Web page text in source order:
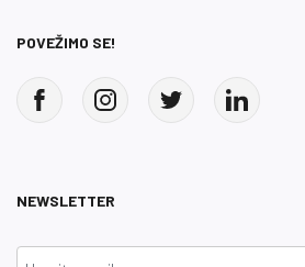
POVEŽIMO SE!
NEWSLETTER